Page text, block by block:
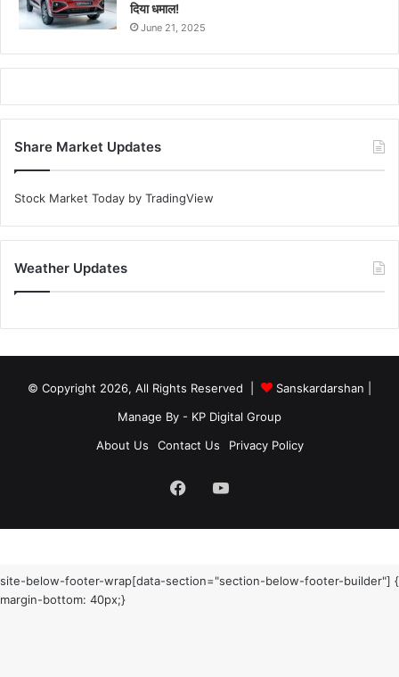
दिया धमाल!
June 21, 2025
Share Market Updates
Stock Market Today by TradingView
Weather Updates
© Copyright 2026, All Rights Reserved | Sanskardarshan
Manage By - KP Digital Group
About Us
Contact Us Privacy Policy
FacebookYouTube
site-below-footer-wrap[data-section="section-below-footer-builder"] {
margin-bottom: 40px;}